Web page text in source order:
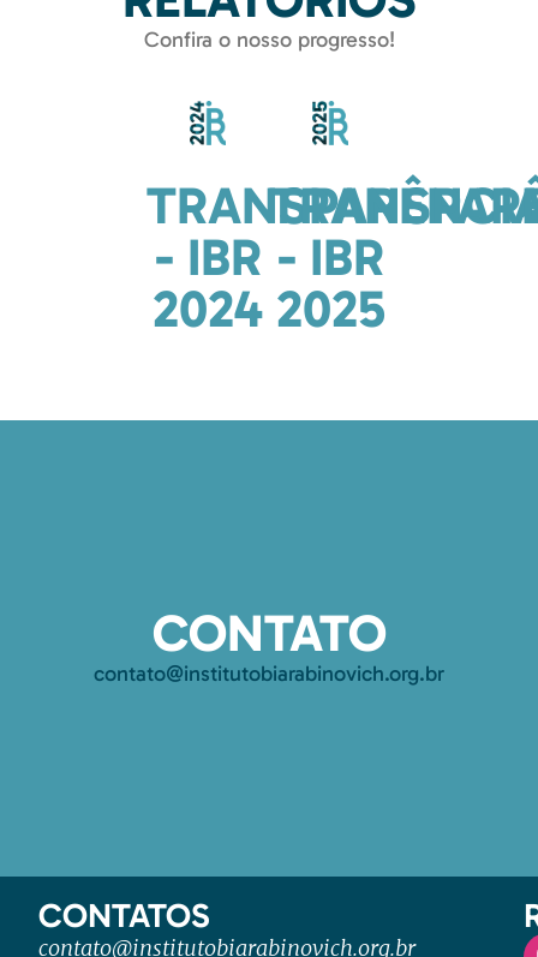
Confira o nosso progresso!
- IBR
2024
- IBR
2025
CONTATO
contato@institutobiarabinovich.org.br
CONTATOS
contato@institutobiarabinovich.org.br